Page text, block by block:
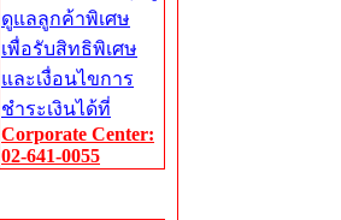
ดูแลลูกค้าพิเศษ
เพื่อรับสิทธิพิเศษ
และเงื่อนไขการ
ชำระเงินได้ที่
Corporate Center:
02-641-0055